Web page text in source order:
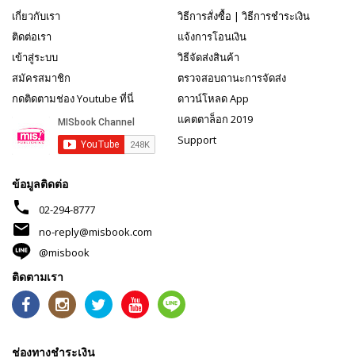
เกี่ยวกับเรา
ติดต่อเรา
เข้าสู่ระบบ
สมัครสมาชิก
กดติดตามช่อง Youtube ที่นี่
วิธีการสั่งซื้อ | วิธีการชำระเงิน
แจ้งการโอนเงิน
วิธีจัดส่งสินค้า
ตรวจสอบถานะการจัดส่ง
ดาวน์โหลด App
แคตตาล็อก 2019
Support
ข้อมูลติดต่อ
phone 02-294-8777
mail
no-reply@misbook.com
@misbook
ติดตามเรา
ช่องทางชำระเงิน